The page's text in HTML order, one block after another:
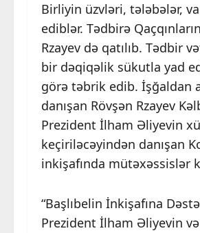
Birliyin üzvləri, tələbələr,
ediblər. Tədbirə
Rzayev də qatılıb. Tədbir
bir dəqiqəlik sükutla yad
görə təbrik edib. İşğaldan
danışan Rövşən Rzayev
Prezident İlham Əliyevin
keçiriləcəyindən danışan
inkişafında mütəxəssislər
“Başlıbelin İnkişafına
Prezident İlham Əliyevin